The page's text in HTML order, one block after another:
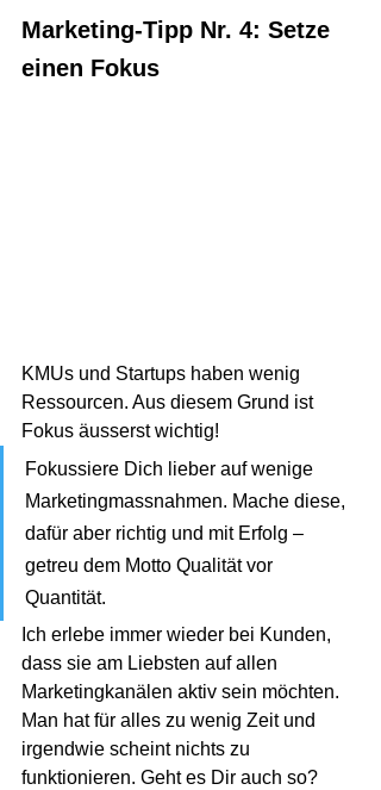
Marketing-Tipp Nr. 4: Setze
einen Fokus
KMUs und Startups haben wenig
Ressourcen. Aus diesem Grund ist
Fokus äusserst wichtig!
Fokussiere Dich lieber auf wenige
Marketingmassnahmen. Mache diese,
dafür aber richtig und mit Erfolg –
getreu dem Motto Qualität vor
Quantität.
Ich erlebe immer wieder bei Kunden,
dass sie am Liebsten auf allen
Marketingkanälen aktiv sein möchten.
Man hat für alles zu wenig Zeit und
irgendwie scheint nichts zu
funktionieren. Geht es Dir auch so?